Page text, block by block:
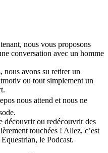
nous vous proposons
conversation avec un homme
nous avons su retirer un
ou tout simplement un
nous attend et nous ne
découvrir ou redécouvrir des
touchées ! Allez, c’est
le Podcast.